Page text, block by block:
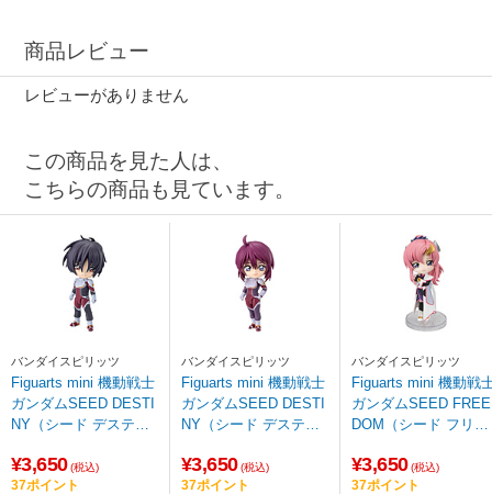
商品レビュー
レビューがありません
この商品を見た人は、
こちらの商品も見ています。
バンダイスピリッツ
Figuarts mini 機動戦士
ガンダムSEED DESTI
NY（シード デスティ
¥3,650 (税込)
37ポイント
バンダイスピリッツ
Figuarts mini 機動戦士
ガンダムSEED DESTI
NY（シード デスティ
ーク
¥3,650 (税込)
37ポイント
バンダイスピリッツ
Figuarts mini 機動戦
ガンダムSEED FREE
DOM（シード フリー
ン（再販版）
¥3,650 (税込)
37ポイント